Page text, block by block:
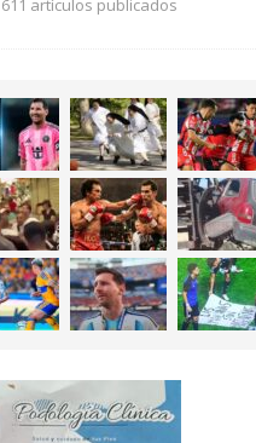
611 artículos publicados